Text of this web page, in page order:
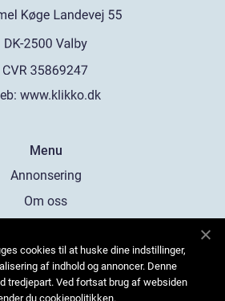
www.klikko.dk
Menu
Annonsering
Om oss
Kontakta oss
Sitemap
cookies til at huske dine indstillinger,
af indhold og annoncer. Denne
tredjepart. Ved fortsat brug af websiden
du cookiepolitikken.